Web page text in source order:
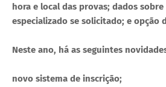
hora e local das provas; dados
especializado se solicitado; e opção
Neste ano, há as seguintes
novo sistema de inscrição;